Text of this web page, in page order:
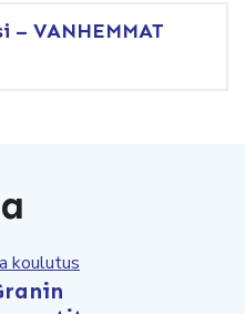
– VANHEMMAT
koulutus